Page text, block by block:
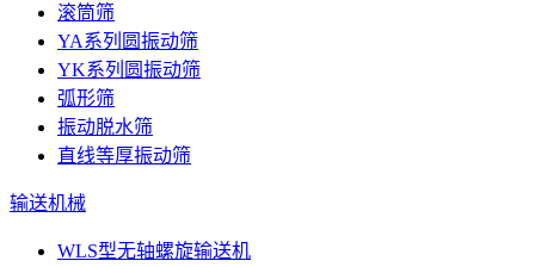
滚筒筛
YA系列圆振动筛
YK系列圆振动筛
弧形筛
振动脱水筛
直线等厚振动筛
输送机械
WLS型无轴螺旋输送机